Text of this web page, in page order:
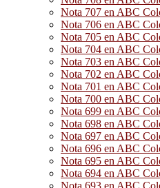
Nota 707 en ABC
Nota 706 en ABC
Nota 705 en ABC
Nota 704 en ABC
Nota 703 en ABC
Nota 702 en ABC
Nota 701 en ABC
Nota 700 en ABC
Nota 699 en ABC
Nota 698 en ABC
Nota 697 en ABC
Nota 696 en ABC
Nota 695 en ABC
Nota 694 en ABC
Nota 693 en ABC